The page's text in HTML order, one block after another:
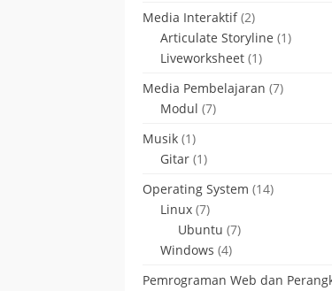
Media Interaktif(2)
Articulate Storyline (1)
Liveworksheet (1)
Media Pembelajaran (7)
Modul (7)
Musik (1)
Gitar (1)
Operating System (14)
Linux (7)
Ubuntu (7)
Windows (4)
Pemrograman Web dan